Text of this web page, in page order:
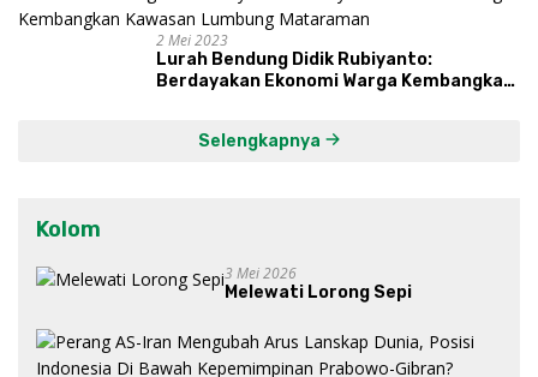
2 Mei 2023
Lurah Bendung Didik Rubiyanto:
Berdayakan Ekonomi Warga Kembangkan
Selengkapnya
Kolom
3 Mei 2026
Melewati Lorong Sepi